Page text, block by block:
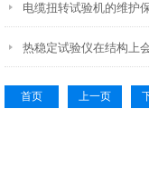
电缆扭转试验机的维护
热稳定试验仪在结构上
首页 上一页